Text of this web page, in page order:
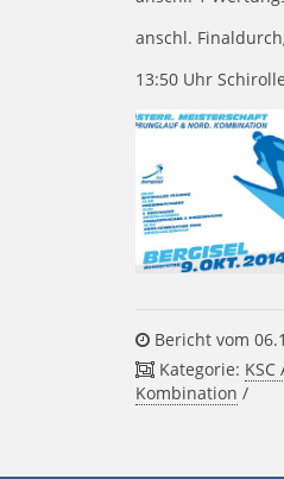
anschl.
13:50 Uhr
Bericht vom
Kategorie:
Kombination /